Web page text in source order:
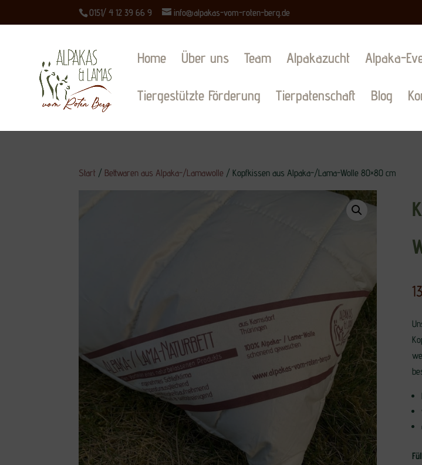
0151/ 4 12 39 66 9 info@alpakas-vom-roten-berg.de
Home Über uns Team Alpakazucht Alpaka-
Tiergestützte Förderung Tierpatenschaft Blog
Start / Bettwaren aus Alpaka-/Lamawolle / Kopfkissen aus Alpaka-/Lama-Wolle 80×80 cm